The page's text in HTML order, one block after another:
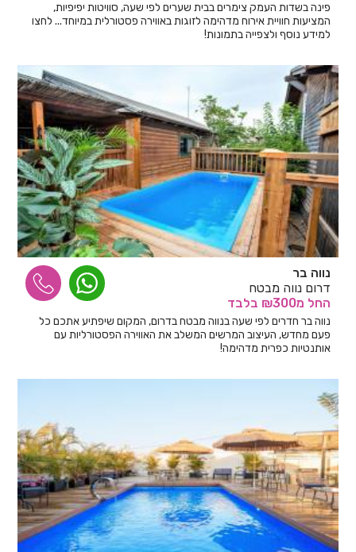
פינה בשדות העמק צימרים בבית שערים לפי שעה, סוויטות יפיפיות,
המציעות חוויית אירוח מדהימה לזוגות באווירה פסטורלית במיוחד... לחצו
למידע נוסף ולצפייה בתמונות!
נווה בר
דרום נווה מבטח
החל מ₪300 בלבד
נווה בר חדרים לפי שעה בנווה מבטח בדרום, המקום שיפתיע אתכם כל
פעם מחדש, העיצוב המרשים המשלב את האווירה הפסטורליות עם
אותנטיות כפרית מדהימה!